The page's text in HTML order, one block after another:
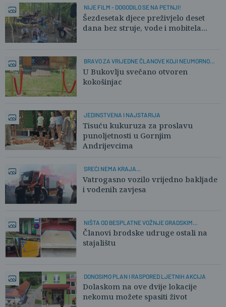
NIJE FILM - DOGODILO SE NA PETNJI!
Šezdesetak djece preživjelo deset
dana bez struje, vode i mobitela...
BRAVO ZA VRIJEDNE ČLANOVE KOJI NEUMORNO
RADE!
U Bukovlju svečano otvoren
kokošinjac
JEDINSTVENA I NAJSTARIJA
Tisuću kukuruza za proslavu
punoljetnosti u Gornjim
Andrijevcima
SREĆI NEMA KRAJA...
Vatrogasno vozilo vrijedno bakljade
i vodenih zavjesa
NIŠTA OD BESPLATNE VOŽNJE GRADSKIM
PRIJEVOZOM
Članovi brodske udruge ostali na
stajalištu
DONOSIMO PLAN I RASPORED LJETNIH AKCIJA
Dolaskom na ove dvije lokacije
nekomu možete spasiti život